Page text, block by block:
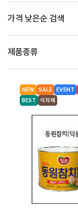
냉장식품
식자재조미료
식자재 면
식자재 음료
가격 낮은순 검색
제품종류
NEW SALE EVENT
BEST
식자재